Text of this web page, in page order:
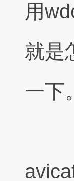
用
就是
一下。